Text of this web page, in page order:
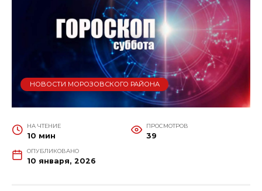
НОВОСТИ МОРОЗОВСКОГО РАЙОНА
НА ЧТЕНИЕ
10 мин
ПРОСМОТРОВ
39
ОПУБЛИКОВАНО
10 января, 2026